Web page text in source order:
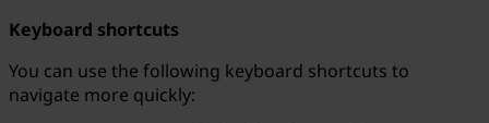
Keyboard shortcuts
You can use the following keyboard shortcuts to
navigate more quickly:
Search term...